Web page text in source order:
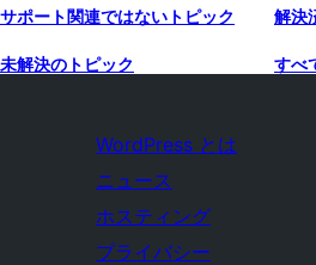
サポート関連ではないトピック 解決
未解決のトピック すべ
WordPress とは
ニュース
ホスティング
プライバシー